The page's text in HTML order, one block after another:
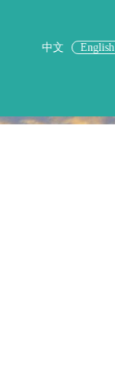
中文 English